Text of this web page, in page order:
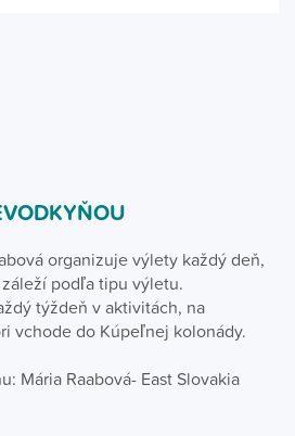
organizuje výlety každý deň,
podľa tipu výletu.
týždeň v aktivitách, na
vchode do Kúpeľnej kolonády.
Mária Raabová- East Slovakia